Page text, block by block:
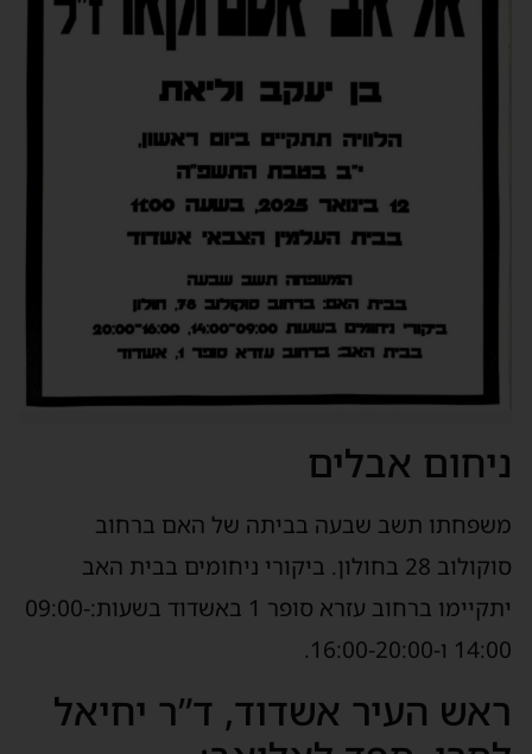
ניחום אבלים
משפחתו תשב שבעה בביתה של האם ברחוב
סוקולוב 28 בחולון. ביקורי ניחומים בבית האב
יתקיימו ברחוב עזרא סופר 1 באשדוד בשעות:09:00-
14:00 ו-16:00-20:00.
ראש העיר אשדוד, ד”ר יחיאל